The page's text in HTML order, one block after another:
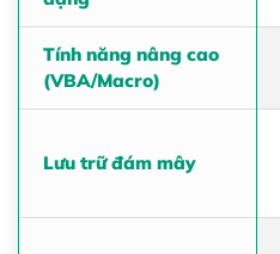
Tính năng nâng cao
(VBA/Macro)
Lưu trữ đám mây